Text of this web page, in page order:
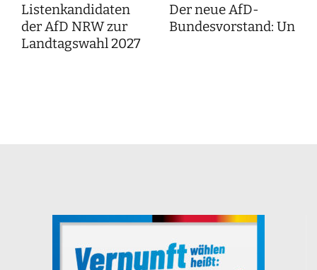
Listenkandidaten
der AfD NRW zur
Landtagswahl 2027
Der neue AfD-
Bundesvorstand: